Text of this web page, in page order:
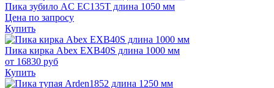
Пика зубило AC EC135T длина 1050 мм
Цена по запросу
Купить
Пика кирка Abex EXB40S длина 1000 мм
от 16830 руб
Купить